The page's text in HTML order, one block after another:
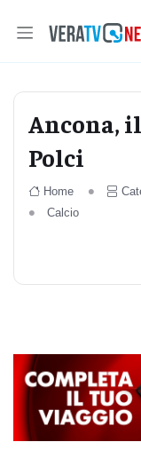
Ancona,
Polci
Home
Calcio